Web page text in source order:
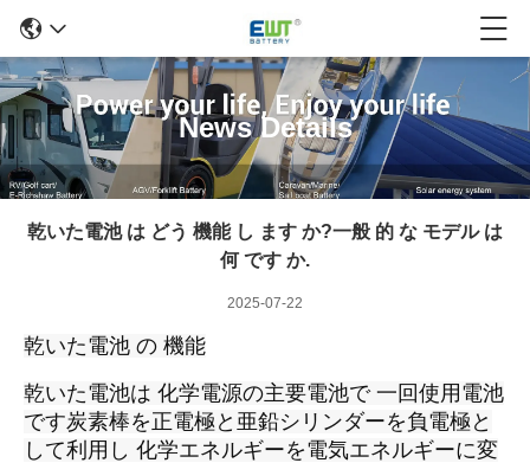
News Details
乾いた電池 は どう 機能 し ます か?一般 的 な モデル は
何 です か.
2025-07-22
乾いた電池 の 機能
乾いた電池は 化学電源の主要電池で 一回使用電池
です炭素棒を正電極と亜鉛シリンダーを負電極と
して利用し 化学エネルギーを電気エネルギーに変